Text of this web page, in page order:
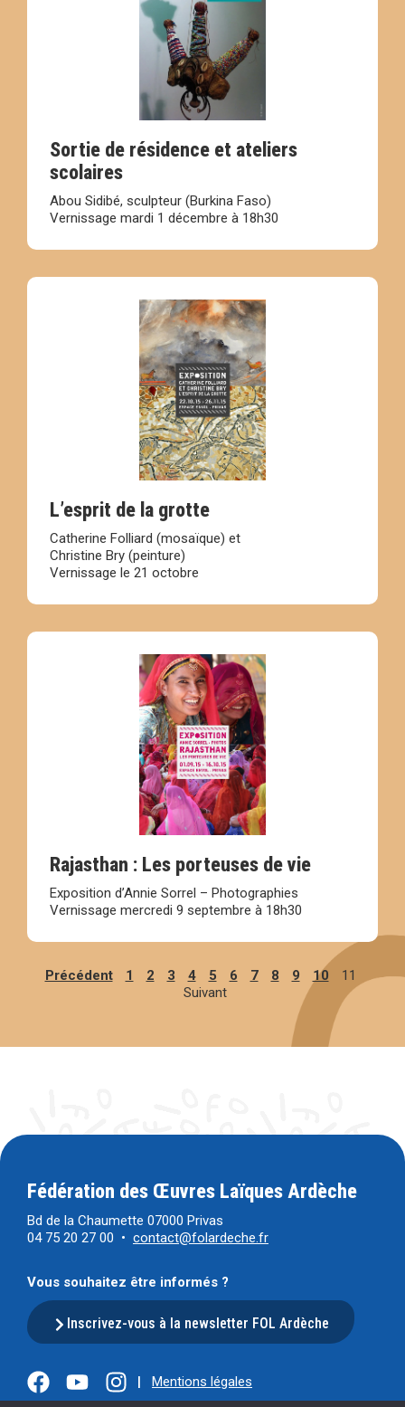
Sortie de résidence et ateliers
scolaires
Abou Sidibé, sculpteur (Burkina Faso)
Vernissage mardi 1 décembre à 18h30
L’esprit de la grotte
Catherine Folliard (mosaïque) et
Christine Bry (peinture)
Vernissage le 21 octobre
Rajasthan : Les porteuses de vie
Exposition d’Annie Sorrel – Photographies
Vernissage mercredi 9 septembre à 18h30
Précédent 1 2 3 4 5 6 7 8 9 10
11
Suivant
Fédération des Œuvres Laïques Ardèche
Bd de la Chaumette 07000 Privas
04 75 20 27 00 • contact@folardeche.fr
Vous souhaitez être informés ?
Inscrivez-vous à la newsletter FOL Ardèche
Mentions légales